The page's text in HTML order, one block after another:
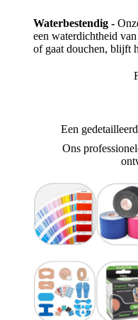
Waterbestendig -
een waterdichtheid
of gaat douchen, blijft
Een
Ons